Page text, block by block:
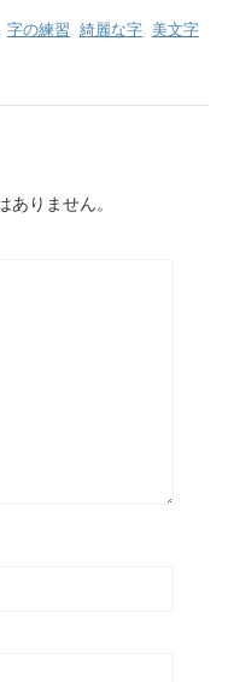
字の練習, 綺麗な字, 美文字
ありません。